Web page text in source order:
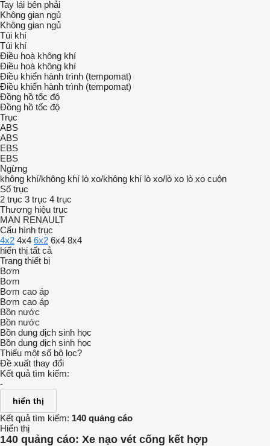
Tay lái bên phải
Không gian ngủ
Không gian ngủ
Túi khí
Túi khí
Điều hoà không khí
Điều hoà không khí
Điều khiển hành trình (tempomat)
Điều khiển hành trình (tempomat)
Đồng hồ tốc độ
Đồng hồ tốc độ
Trục
ABS
ABS
EBS
EBS
Ngừng
không khí/không khí lò xo/không khí lò xo/lò xo lò xo cuộn
Số trục
2 trục 3 trục 4 trục
Thương hiệu trục
MAN RENAULT
Cấu hình trục
4x2 4x4 6x2 6x4 8x4
hiển thị tất cả
Trang thiết bị
Bơm
Bơm
Bơm cao áp
Bơm cao áp
Bồn nước
Bồn nước
Bồn dung dịch sinh học
Bồn dung dịch sinh học
Thiếu một số bộ lọc?
Đề xuất thay đổi
Kết quả tìm kiếm:
-
hiển thị
Kết quả tìm kiếm: 140 quảng cáo
Hiển thị
140 quảng cáo: Xe nạo vét cống kết hợp